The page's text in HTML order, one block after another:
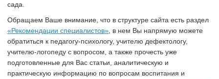
сада.
Обращаем Ваше внимание, что в структуре сайта есть раздел
«Рекомендации специалистов» , в нем Вы напрямую можете
обратиться к педагогу-психологу, учителю дефектологу,
учителю-логопеду с вопросом, а также прочесть уже
подготовленные для Вас статьи, аналитическую и
практическую информацию по вопросам воспитания и